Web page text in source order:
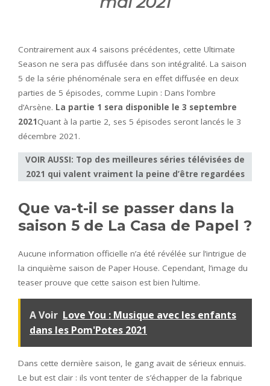
Contrairement aux 4 saisons précédentes, cette Ultimate
Season ne sera pas diffusée dans son intégralité. La saison
5 de la série phénoménale sera en effet diffusée en deux
parties de 5 épisodes, comme Lupin : Dans l’ombre
d’Arsène. La partie 1 sera disponible le 3 septembre
2021Quant à la partie 2, ses 5 épisodes seront lancés le 3
décembre 2021.
VOIR AUSSI: Top des meilleures séries télévisées de
2021 qui valent vraiment la peine d’être regardées
Que va-t-il se passer dans la
saison 5 de La Casa de Papel ?
Aucune information officielle n’a été révélée sur l’intrigue de
la cinquième saison de Paper House. Cependant, l’image du
teaser prouve que cette saison est bien l’ultime.
A Voir Love You : Musique avec les enfants
dans les Pom'Potes 2021
Dans cette dernière saison, le gang avait de sérieux ennuis.
Le but est clair : ils vont tenter de s’échapper de la fabrique